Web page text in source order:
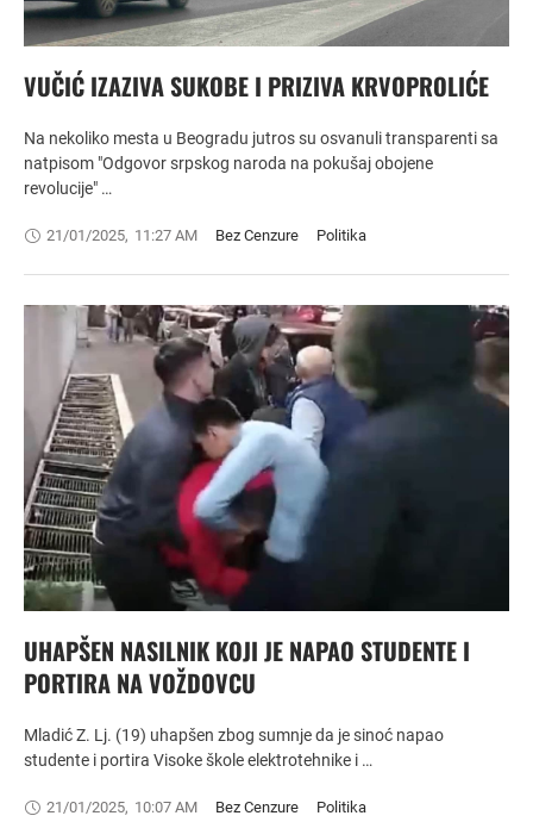
VUČIĆ IZAZIVA SUKOBE I PRIZIVA KRVOPROLIĆE
Na nekoliko mesta u Beogradu jutros su osvanuli transparenti sa
natpisom "Odgovor srpskog naroda na pokušaj obojene
revolucije" …
21/01/2025, 11:27 AM Bez Cenzure Politika
UHAPŠEN NASILNIK KOJI JE NAPAO STUDENTE I
PORTIRA NA VOŽDOVCU
Mladić Z. Lj. (19) uhapšen zbog sumnje da je sinoć napao
studente i portira Visoke škole elektrotehnike i …
21/01/2025, 10:07 AM Bez Cenzure Politika